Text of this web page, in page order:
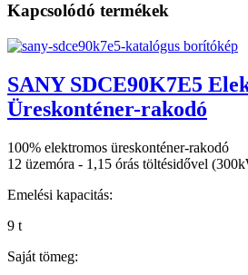
Kapcsolódó termékek
SANY SDCE90K7E5
Üreskonténer-rakodó
100% elektromos üreskonténer-rakodó
12 üzemóra - 1,15 órás töltésidővel
Emelési kapacitás:
9 t
Saját tömeg: